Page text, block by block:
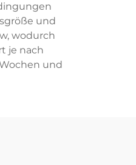
und
wodurch
je nach
und